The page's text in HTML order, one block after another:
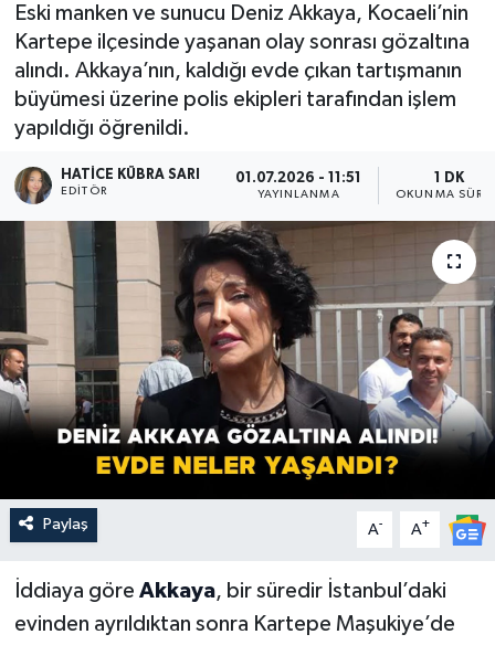
Eski manken ve sunucu Deniz Akkaya, Kocaeli’nin
Kartepe ilçesinde yaşanan olay sonrası gözaltına
alındı. Akkaya’nın, kaldığı evde çıkan tartışmanın
büyümesi üzerine polis ekipleri tarafından işlem
yapıldığı öğrenildi.
HATICE KÜBRA SARI
EDITÖR
01.07.2026 - 11:51
YAYINLANMA
1 DK
OKUNMA
Paylaş A- A+
İddiaya göre Akkaya, bir süredir İstanbul’daki
evinden ayrıldıktan sonra Kartepe Maşukiye’de